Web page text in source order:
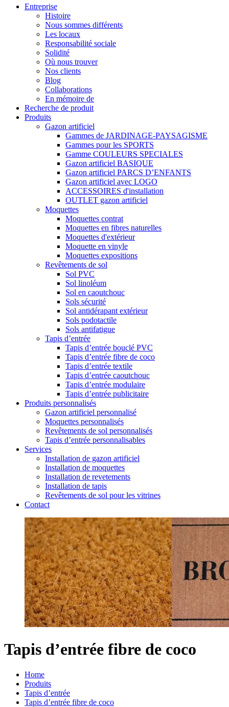
116
96
57
Entreprise
Histoire
Nous sommes différents
Les locaux
Responsabilité sociale
Solidité
Où nous trouver
Nos clients
Blog
Collaborations
En mémoire de
Recherche de produit
Produits
Gazon artificiel
Gammes de JARDINAGE-PAYSAGISME
Gammes pour les SPORTS
Gamme COULEURS SPECIALES
Gazon artificiel BASIQUE
Gazon artificiel PARCS D’ENFANTS
Gazon artificiel avec LOGO
ACCESSOIRES d'installation
OUTLET gazon artificiel
Moquettes
Moquettes contrat
Moquettes en fibres naturelles
Moquettes d'extérieur
Moquette en vinyle
Moquettes expositions
Revêtements de sol
Sol PVC
Sol linoléum
Sol en caoutchouc
Sols sécurité
Sol antidérapant extérieur
Sols podotactile
Sols antifatigue
Tapis d’entrée
Tapis d’entrée bouclé PVC
Tapis d’entrée fibre de coco
Tapis d’entrée textile
Tapis d’entrée caoutchouc
Tapis d’entrée modulaire
Tapis d’entrée publicitaire
Produits personnalisés
Gazon artificiel personnalisé
Moquettes personnalisés
Revêtements de sol personnalisés
Tapis d’entrée personnalisables
Services
Installation de gazon artificiel
Installation de moquettes
Installation de revetements
Installation de tapis
Revêtements de sol pour les vitrines
Contact
Tapis d’entrée fibre de coco
Home
Produits
Tapis d’entrée
Tapis d’entrée fibre de coco